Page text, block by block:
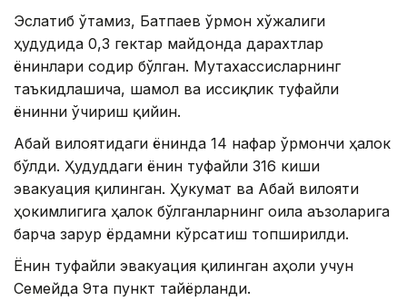
Эслатиб ўтамиз, Батпаев ўрмон хўжалиги
ҳудудида 0,3 гектар майдонда дарахтлар
ёнғинлари содир бўлган. Мутахассисларнинг
таъкидлашича, шамол ва иссиқлик туфайли
ёнғинни ўчириш қийин.
Абай вилоятидаги ёнғинда 14 нафар ўрмончи ҳалок
бўлди. Ҳудуддаги ёнғин туфайли 316 киши
эвакуация қилинган. Ҳукумат ва Абай вилояти
ҳокимлигига ҳалок бўлганларнинг оила аъзоларига
барча зарур ёрдамни кўрсатиш топширилди.
Ёнғин туфайли эвакуация қилинган аҳоли учун
Семейда 9та пункт тайёрланди.